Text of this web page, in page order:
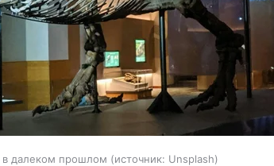
в далеком прошлом источник: Unsplash